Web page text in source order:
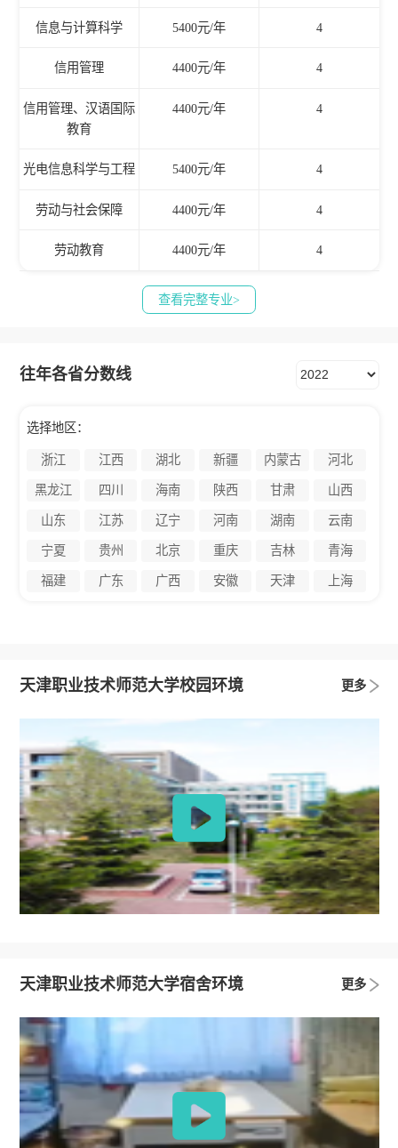
信息与计算科学 5400元/年 4
信用管理 4400元/年 4
信用管理、汉语国际
教育
4400元/年 4
光电信息科学与工程 5400元/年 4
劳动与社会保障 4400元/年 4
劳动教育 4400元/年 4
查看完整专业>
往年各省分数线
选择地区：
浙江 江西 湖北 新疆 内蒙古 河北
黑龙江 四川 海南 陕西 甘肃 山西
山东 江苏 辽宁 河南 湖南 云南
宁夏 贵州 北京 重庆 吉林 青海
福建 广东 广西 安徽 天津 上海
天津职业技术师范大学校园环境 更多
天津职业技术师范大学宿舍环境 更多